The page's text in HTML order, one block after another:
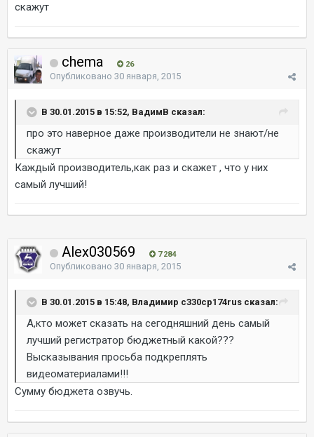
скажут
chema 26
Опубликовано 30 января, 2015
В 30.01.2015 в 15:52, ВадимВ сказал:
про это наверное даже производители не знают/не
скажут
Каждый производитель,как раз и скажет , что у них
самый лучший!
Alex030569 7 284
Опубликовано 30 января, 2015
В 30.01.2015 в 15:48, Владимир c330cp174rus сказал:
А,кто может сказать на сегодняшний день самый
лучший регистратор бюджетный какой???
Высказывания просьба подкреплять
видеоматериалами!!!
Сумму бюджета озвучь.